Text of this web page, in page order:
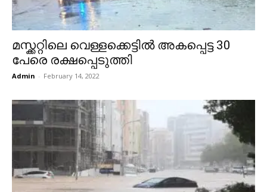
മസ്ക്കറ്റിലെ വെള്ളക്കെട്ടിൽ അകപ്പെട്ട 30
പേരെ രക്ഷപ്പെടുത്തി
Admin - February 14, 2022